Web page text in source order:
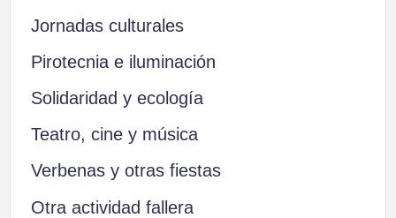
Jornadas culturales
Pirotecnia e iluminación
Solidaridad y ecología
Teatro, cine y música
Verbenas y otras fiestas
Otra actividad fallera